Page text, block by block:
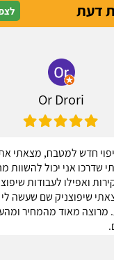
דעת
Or Drori
חדש למטבח, מצאתי
שדרכו אני יכול להשוות
ואפילו לעבודות
שיפוצניק שם שעשה
מרוצה מאוד מהמחיר